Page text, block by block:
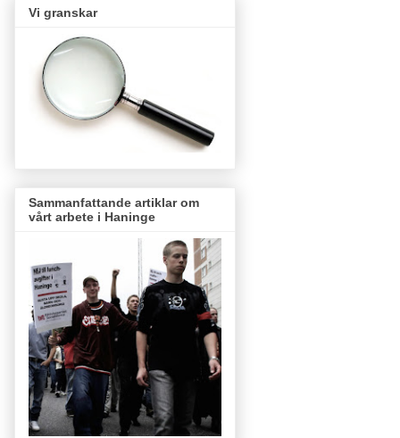
Vi granskar
Sammanfattande artiklar om
vårt arbete i Haninge